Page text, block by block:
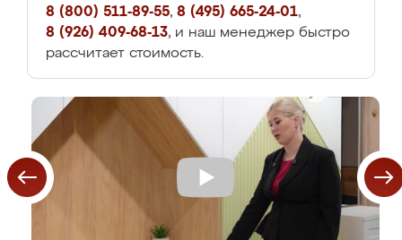
8 (800) 511-89-55, 8 (495) 665-24-01,
8 (926) 409-68-13, и наш менеджер быстро
рассчитает стоимость.